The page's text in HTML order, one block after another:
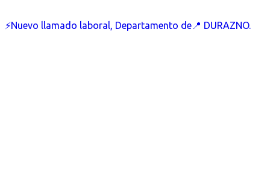
⚡Nuevo llamado laboral, Departamento de📍 DURAZNO.